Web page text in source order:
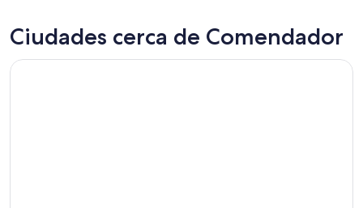
ago
mañana
por
Comendador
para
Ciudades cerca de Comendador